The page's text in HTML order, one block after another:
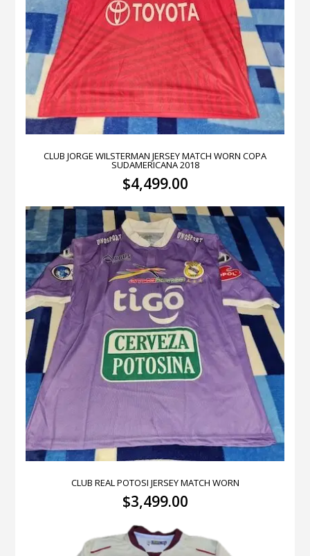
CLUB JORGE WILSTERMAN JERSEY MATCH WORN COPA
SUDAMERICANA 2018
$4,499.00
CLUB REAL POTOSI JERSEY MATCH WORN
$3,499.00